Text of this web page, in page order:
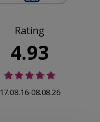
Rating
4.93
17.08.16-08.08.26